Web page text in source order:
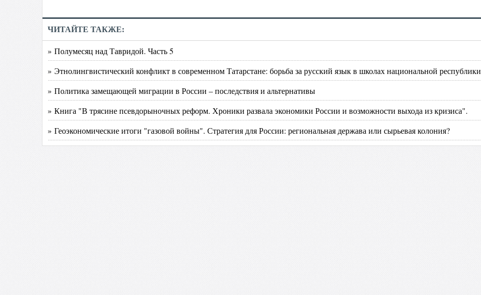
ЧИТАЙТЕ ТАКЖЕ:
» Полумесяц над Тавридой. Часть 5
» Этнолингвистический конфликт в современном Татарстане: борьба за русский язык в школах национальной республики
» Политика замещающей миграции в России – последствия и альтернативы
» Книга "В трясине псевдорыночных реформ. Хроники развала экономики России и возможности выхода из кризиса".
» Геоэкономические итоги "газовой войны". Стратегия для России: региональная держава или сырьевая колония?